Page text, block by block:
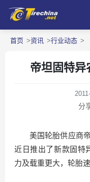
首页 资讯 行业动态
帝坦固特异
分
美国轮胎供应商帝
近日推出了新款固特
力及载重更大，轮胎